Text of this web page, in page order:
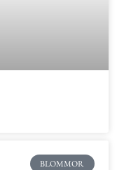
BLOMMOR